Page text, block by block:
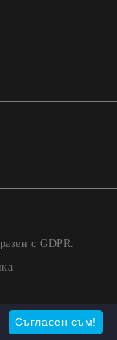
с GDPR.
Съгласен съм!